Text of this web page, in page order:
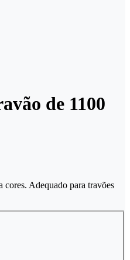
de 1100
cores. Adequado para travões